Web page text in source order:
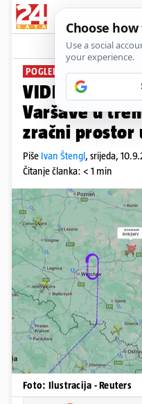
POGLEDAJTE NA FLIGHT
VIDEO
Varšave u
zračni prostor
Piše Ivan Štengl, srijeda,
Čitanje članka: < 1 min
Foto: Ilustracija - Reuters